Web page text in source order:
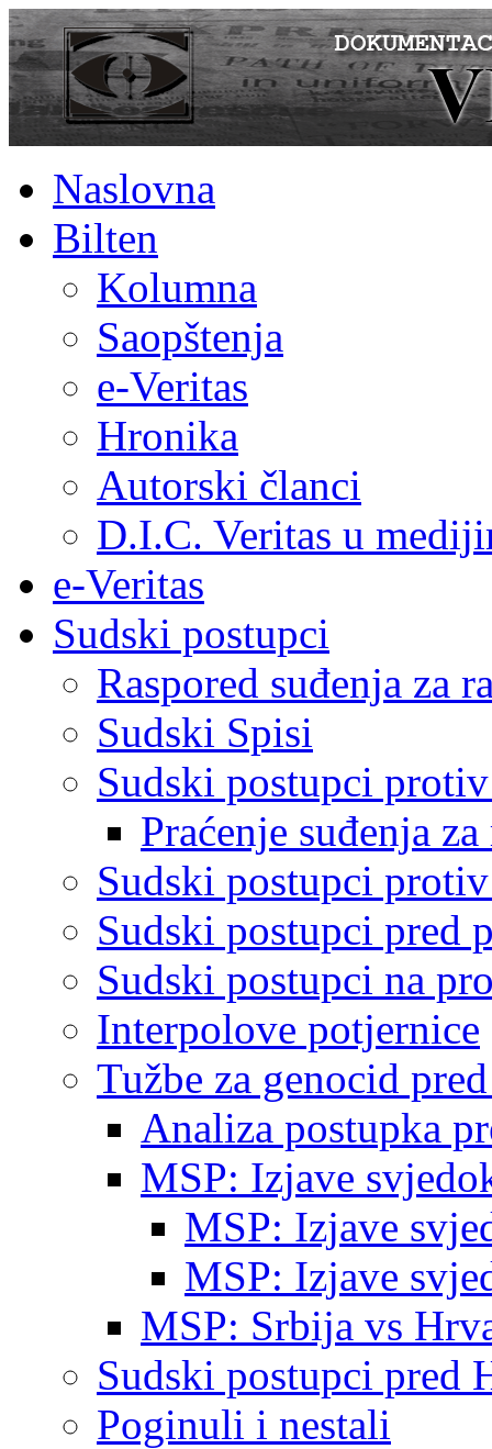
Naslovna
Bilten
Kolumna
Saopštenja
e-Veritas
Hronika
Autorski članci
D.I.C. Veritas u
e-Veritas
Sudski postupci
Raspored suđenja za
Sudski Spisi
Sudski postupci
Praćenje suđenja
Sudski postupci
Sudski postupci pred
Sudski postupci na
Interpolove potjernice
Tužbe za genocid
Analiza postupka
MSP: Izjave
MSP: Izjave
MSP: Izjave
MSP: Srbija vs
Sudski postupci pred
Poginuli i nestali